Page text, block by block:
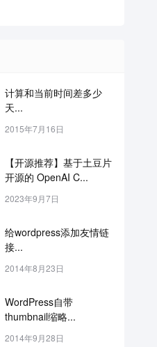
计算和当前时间差多少
天...
2015年7月16日
【开源推荐】基于土豆片
开源的 OpenAI C...
2023年9月7日
给wordpress添加友情链
接...
2014年8月23日
WordPress自带
thumbnail缩略...
2014年9月28日